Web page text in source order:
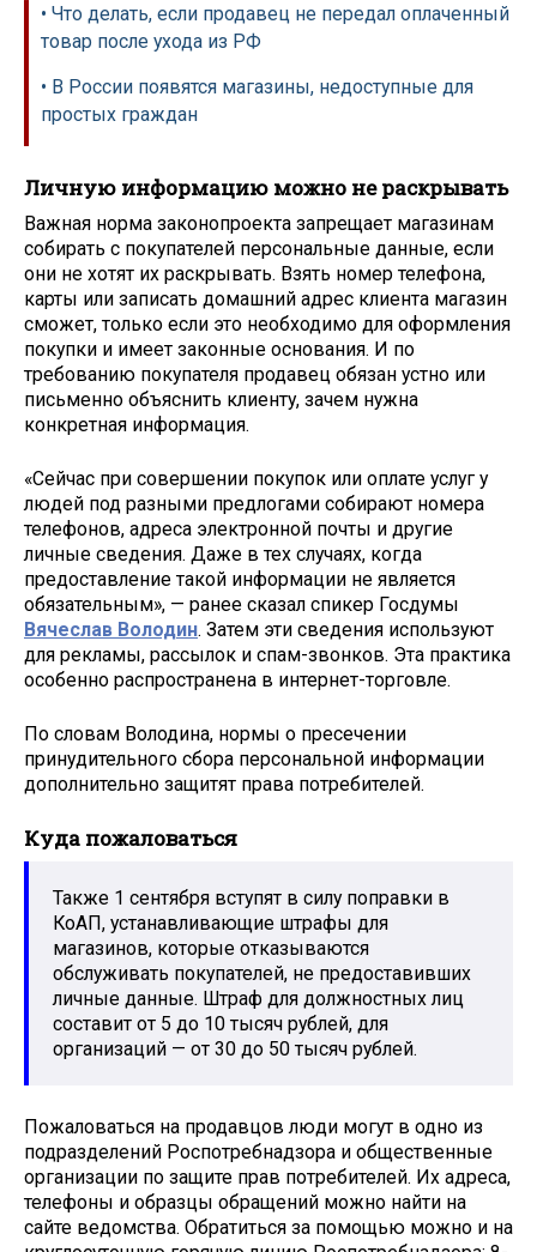
• Что делать, если продавец не передал оплаченный
товар после ухода из РФ
• В России появятся магазины, недоступные для
простых граждан
Личную информацию можно не раскрывать
Важная норма законопроекта запрещает магазинам
собирать с покупателей персональные данные, если
они не хотят их раскрывать. Взять номер телефона,
карты или записать домашний адрес клиента магазин
сможет, только если это необходимо для оформления
покупки и имеет законные основания. И по
требованию покупателя продавец обязан устно или
письменно объяснить клиенту, зачем нужна
конкретная информация.
«Сейчас при совершении покупок или оплате услуг у
людей под разными предлогами собирают номера
телефонов, адреса электронной почты и другие
личные сведения. Даже в тех случаях, когда
предоставление такой информации не является
обязательным», — ранее сказал спикер Госдумы
Вячеслав Володин. Затем эти сведения используют
для рекламы, рассылок и спам-звонков. Эта практика
особенно распространена в интернет-торговле.
По словам Володина, нормы о пресечении
принудительного сбора персональной информации
дополнительно защитят права потребителей.
Куда пожаловаться
Также 1 сентября вступят в силу поправки в
КоАП, устанавливающие штрафы для
магазинов, которые отказываются
обслуживать покупателей, не предоставивших
личные данные. Штраф для должностных лиц
составит от 5 до 10 тысяч рублей, для
организаций — от 30 до 50 тысяч рублей.
Пожаловаться на продавцов люди могут в одно из
подразделений Роспотребнадзора и общественные
организации по защите прав потребителей. Их адреса,
телефоны и образцы обращений можно найти на
сайте ведомства. Обратиться за помощью можно и на